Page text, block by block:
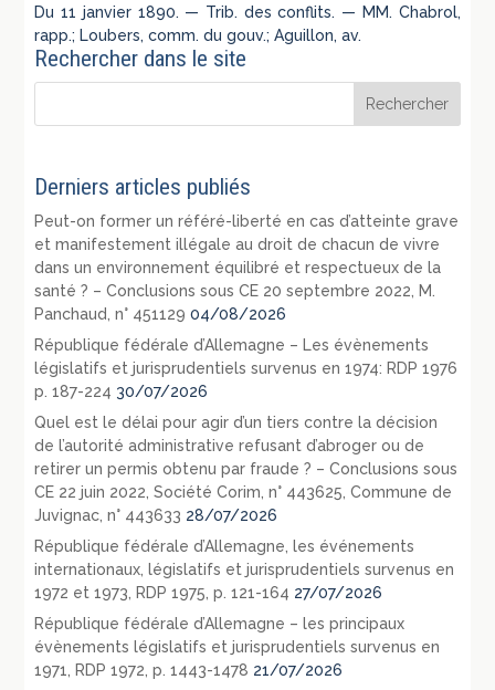
Du 11 janvier 1890. — Trib. des conflits. — MM. Chabrol,
rapp.; Loubers, comm. du gouv.; Aguillon, av.
Rechercher dans le site
Derniers articles publiés
Peut-on former un référé-liberté en cas d’atteinte grave
et manifestement illégale au droit de chacun de vivre
dans un environnement équilibré et respectueux de la
santé ? – Conclusions sous CE 20 septembre 2022, M.
Panchaud, n° 451129 04/08/2026
République fédérale d’Allemagne – Les évènements
législatifs et jurisprudentiels survenus en 1974: RDP 1976
p. 187-224 30/07/2026
Quel est le délai pour agir d’un tiers contre la décision
de l’autorité administrative refusant d’abroger ou de
retirer un permis obtenu par fraude ? – Conclusions sous
CE 22 juin 2022, Société Corim, n° 443625, Commune de
Juvignac, n° 443633 28/07/2026
République fédérale d’Allemagne, les événements
internationaux, législatifs et jurisprudentiels survenus en
1972 et 1973, RDP 1975, p. 121-164 27/07/2026
République fédérale d’Allemagne – les principaux
évènements législatifs et jurisprudentiels survenus en
1971, RDP 1972, p. 1443-1478 21/07/2026